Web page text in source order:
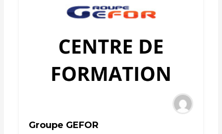
Groupe GEFOR